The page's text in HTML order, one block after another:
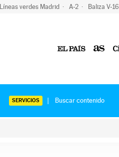
Líneas verdes Madrid A-2 Baliza V-16
SERVICIOS